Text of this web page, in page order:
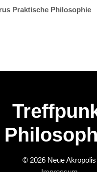
Praktische Philosophie
© 2026 Neue Akropolis